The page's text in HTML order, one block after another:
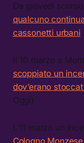
Da giovedì
qualcuno
cassonetti urbani
Il 10 marzo a
scoppiato un
dov’erano
Oggi)
L’11 marzo un
Cologno